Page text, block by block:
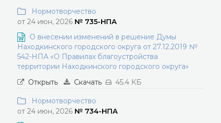
Нормотворчество
от 24 июн, 2026 № 735-НПА
О внесении изменений в решение Думы
Находкинского городского округа от 27.12.2019 №
542-НПА «О Правилах благоустройства
территории Находкинского городского округа»
Открыть
Скачать 45.4 КБ
Нормотворчество
от 24 июн, 2026 № 734-НПА